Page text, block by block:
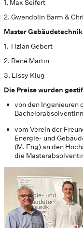
1. Max Seifert
2. Gwendolin Barm &
Master Gebäudetechnik
1. Tizian Gebert
2. René Martin
3. Lissy Klug
Die Preise wurden
von den Ingenieuren
vom Verein der
Energie- und
(M. Eng) an den
die